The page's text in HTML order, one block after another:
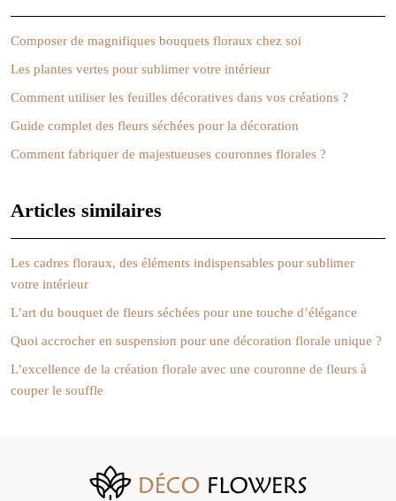
Composer de magnifiques bouquets floraux chez soi
Les plantes vertes pour sublimer votre intérieur
Comment utiliser les feuilles décoratives dans vos créations ?
Guide complet des fleurs séchées pour la décoration
Comment fabriquer de majestueuses couronnes florales ?
Articles similaires
Les cadres floraux, des éléments indispensables pour sublimer
votre intérieur
L’art du bouquet de fleurs séchées pour une touche d’élégance
Quoi accrocher en suspension pour une décoration florale unique ?
L’excellence de la création florale avec une couronne de fleurs à
couper le souffle